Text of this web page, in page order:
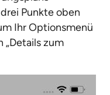
Punkte oben
Ihr Optionsmenü
„Details zum